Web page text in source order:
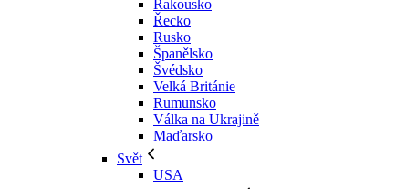
Rakousko
Řecko
Rusko
Španělsko
Švédsko
Velká Británie
Rumunsko
Válka na Ukrajině
Maďarsko
Svět
USA